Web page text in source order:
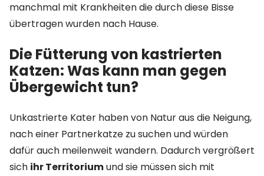
manchmal mit Krankheiten die durch diese Bisse
übertragen wurden nach Hause.
Die Fütterung von kastrierten
Katzen: Was kann man gegen
Übergewicht tun?
Unkastrierte Kater haben von Natur aus die Neigung,
nach einer Partnerkatze zu suchen und würden
dafür auch meilenweit wandern. Dadurch vergrößert
sich ihr Territoriumund sie müssen sich mit